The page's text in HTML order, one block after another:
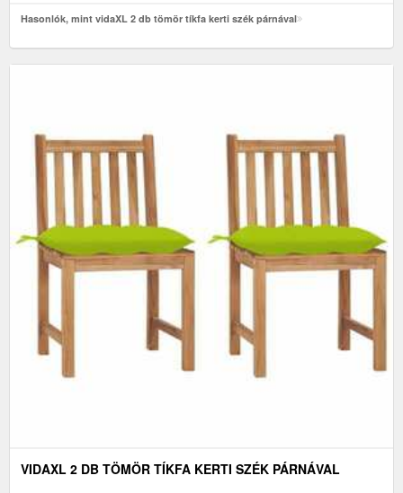
Hasonlók, mint vidaXL 2 db tömör tíkfa kerti szék párnával
VIDAXL 2 DB TÖMÖR TÍKFA KERTI SZÉK PÁRNÁVAL